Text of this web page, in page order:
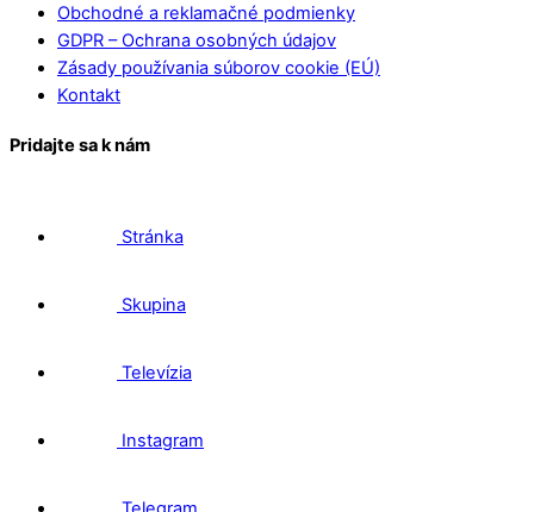
Obchodné a reklamačné podmienky
GDPR – Ochrana osobných údajov
Zásady používania súborov cookie (EÚ)
Kontakt
Pridajte sa k nám
Stránka
Skupina
Televízia
Instagram